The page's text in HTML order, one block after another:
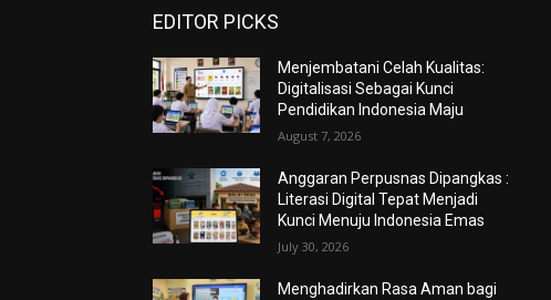
EDITOR PICKS
Menjembatani Celah Kualitas:
Digitalisasi Sebagai Kunci
Pendidikan Indonesia Maju
August 7, 2026
Anggaran Perpusnas Dipangkas :
Literasi Digital Tepat Menjadi
Kunci Menuju Indonesia Emas
July 30, 2026
Menghadirkan Rasa Aman bagi